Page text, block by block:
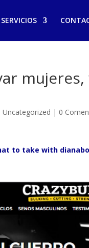
SERVICIOS
Uncategorized | 0
to take with